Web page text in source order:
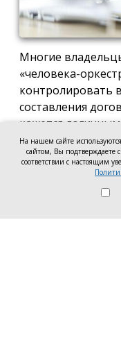
Многие
«человека-
контролировать
составления
кажется
роста компании
тормозом
операционке,
и
На нашем сайте
сайтом, Вы подтверждаете
соответствии с настоящим